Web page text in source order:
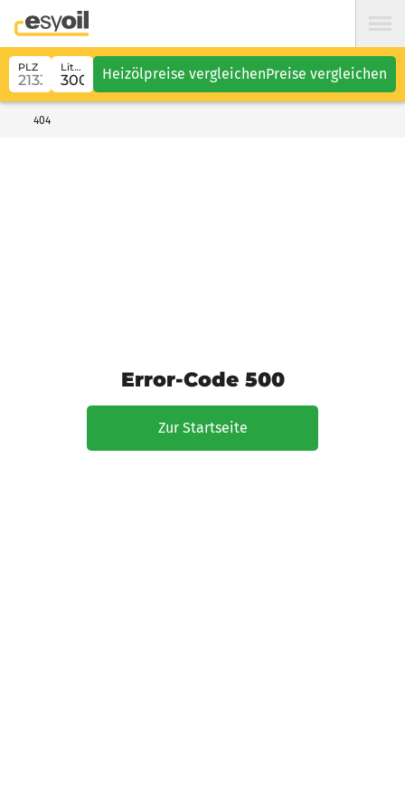
PLZ Liter Heizölpreise vergleichenPreise vergleichen
404
Error-Code 500
Zur Startseite